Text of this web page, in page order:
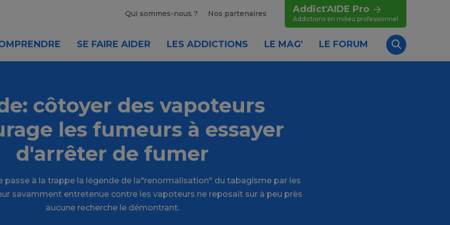
Qui sommes-nous ? Nos partenaires Addict'AIDE Pro
Addictions en milieu professionnel
SE FAIRE AIDER LES ADDICTIONS LE MAG' LE FORUM
Recherche
côtoyer des vapoteurs
les fumeurs à essayer
d'arrêter de fumer
passe à la trappe la légende de la"renormalisation" du tabagisme par les
savamment entretenue contre les vapoteurs ne reposait sur à peu près
aucune recherche le démontrant.